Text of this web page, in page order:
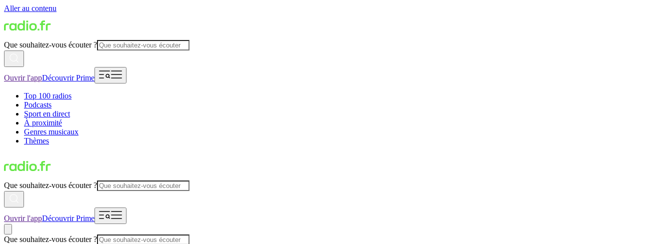
Aller au contenu
Que souhaitez-vous écouter ?
Ouvrir l'appDécouvrir Prime
Top 100 radios
Podcasts
Sport en direct
À proximité
Genres musicaux
Thèmes
Que souhaitez-vous écouter ?
Ouvrir l'appDécouvrir Prime
Que souhaitez-vous écouter ?